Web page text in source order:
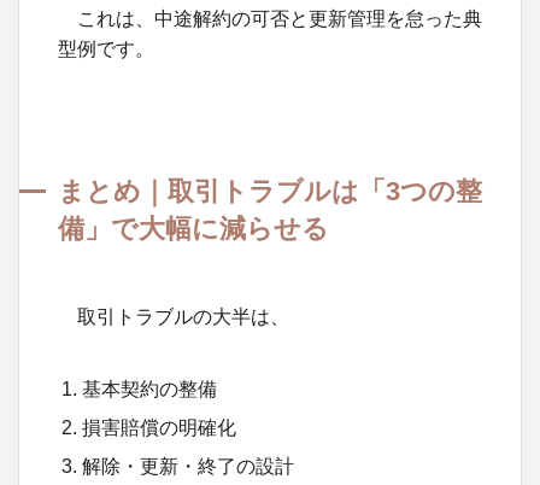
これは、中途解約の可否と更新管理を怠った典
型例です。
まとめ｜取引トラブルは「3つの整
備」で大幅に減らせる
取引トラブルの大半は、
基本契約の整備
損害賠償の明確化
解除・更新・終了の設計